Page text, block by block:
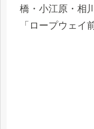
橋・小江原・相
「ロープウェイ